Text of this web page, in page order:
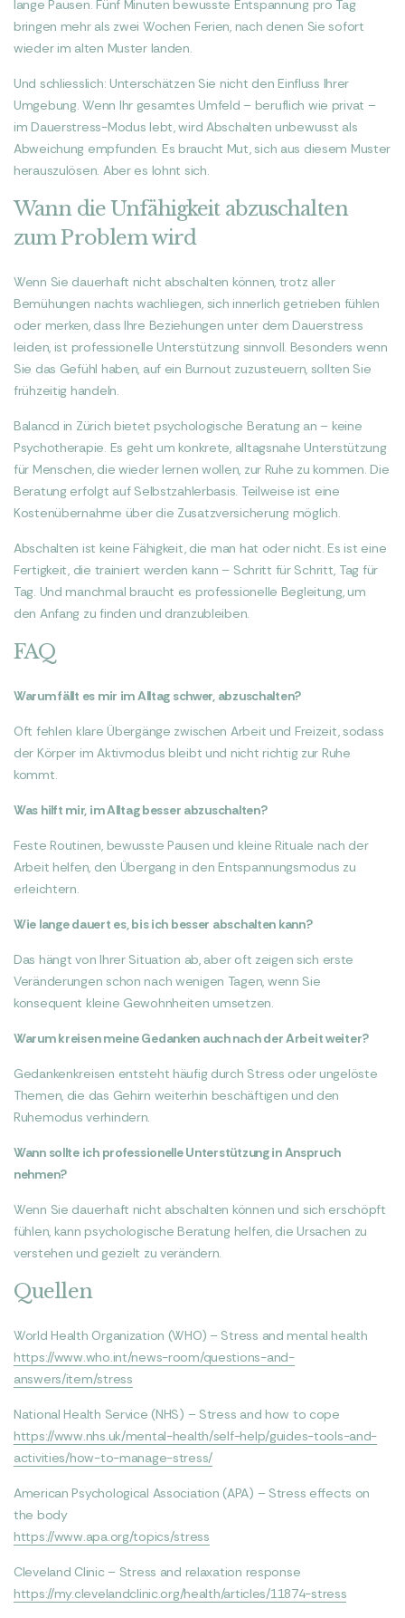
lange Pausen. Fünf Minuten bewusste Entspannung pro Tag
bringen mehr als zwei Wochen Ferien, nach denen Sie sofort
wieder im alten Muster landen.
Und schliesslich: Unterschätzen Sie nicht den Einfluss Ihrer
Umgebung. Wenn Ihr gesamtes Umfeld – beruflich wie privat –
im Dauerstress-Modus lebt, wird Abschalten unbewusst als
Abweichung empfunden. Es braucht Mut, sich aus diesem Muster
herauszulösen. Aber es lohnt sich.
Wann die Unfähigkeit abzuschalten
zum Problem wird
Wenn Sie dauerhaft nicht abschalten können, trotz aller
Bemühungen nachts wachliegen, sich innerlich getrieben fühlen
oder merken, dass Ihre Beziehungen unter dem Dauerstress
leiden, ist professionelle Unterstützung sinnvoll. Besonders wenn
Sie das Gefühl haben, auf ein Burnout zuzusteuern, sollten Sie
frühzeitig handeln.
Balancd in Zürich bietet psychologische Beratung an – keine
Psychotherapie. Es geht um konkrete, alltagsnahe Unterstützung
für Menschen, die wieder lernen wollen, zur Ruhe zu kommen. Die
Beratung erfolgt auf Selbstzahlerbasis. Teilweise ist eine
Kostenübernahme über die Zusatzversicherung möglich.
Abschalten ist keine Fähigkeit, die man hat oder nicht. Es ist eine
Fertigkeit, die trainiert werden kann – Schritt für Schritt, Tag für
Tag. Und manchmal braucht es professionelle Begleitung, um
den Anfang zu finden und dranzubleiben.
FAQ
Warum fällt es mir im Alltag schwer, abzuschalten?
Oft fehlen klare Übergänge zwischen Arbeit und Freizeit, sodass
der Körper im Aktivmodus bleibt und nicht richtig zur Ruhe
kommt.
Was hilft mir, im Alltag besser abzuschalten?
Feste Routinen, bewusste Pausen und kleine Rituale nach der
Arbeit helfen, den Übergang in den Entspannungsmodus zu
erleichtern.
Wie lange dauert es, bis ich besser abschalten kann?
Das hängt von Ihrer Situation ab, aber oft zeigen sich erste
Veränderungen schon nach wenigen Tagen, wenn Sie
konsequent kleine Gewohnheiten umsetzen.
Warum kreisen meine Gedanken auch nach der Arbeit weiter?
Gedankenkreisen entsteht häufig durch Stress oder ungelöste
Themen, die das Gehirn weiterhin beschäftigen und den
Ruhemodus verhindern.
Wann sollte ich professionelle Unterstützung in Anspruch
nehmen?
Wenn Sie dauerhaft nicht abschalten können und sich erschöpft
fühlen, kann psychologische Beratung helfen, die Ursachen zu
verstehen und gezielt zu verändern.
Quellen
World Health Organization (WHO) – Stress and mental health
https://www.who.int/news-room/questions-and-
answers/item/stress
National Health Service (NHS) – Stress and how to cope
https://www.nhs.uk/mental-health/self-help/guides-tools-and-
activities/how-to-manage-stress/
American Psychological Association (APA) – Stress effects on
the body
https://www.apa.org/topics/stress
Cleveland Clinic – Stress and relaxation response
https://my.clevelandclinic.org/health/articles/11874-stress